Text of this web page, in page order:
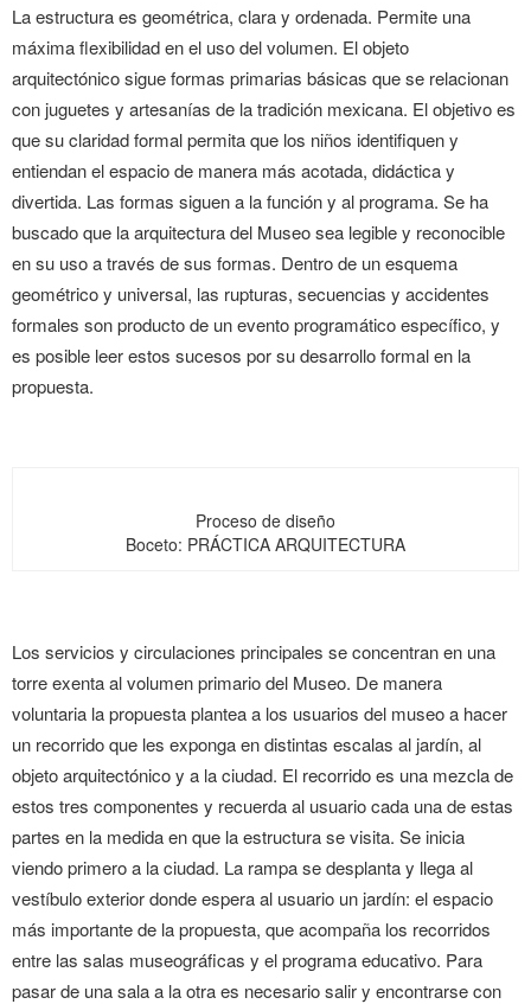
La estructura es geométrica, clara y ordenada. Permite una
máxima flexibilidad en el uso del volumen. El objeto
arquitectónico sigue formas primarias básicas que se relacionan
con juguetes y artesanías de la tradición mexicana. El objetivo es
que su claridad formal permita que los niños identifiquen y
entiendan el espacio de manera más acotada, didáctica y
divertida. Las formas siguen a la función y al programa. Se ha
buscado que la arquitectura del Museo sea legible y reconocible
en su uso a través de sus formas. Dentro de un esquema
geométrico y universal, las rupturas, secuencias y accidentes
formales son producto de un evento programático específico, y
es posible leer estos sucesos por su desarrollo formal en la
propuesta.
Proceso de diseño
Boceto: PRÁCTICA ARQUITECTURA
Los servicios y circulaciones principales se concentran en una
torre exenta al volumen primario del Museo. De manera
voluntaria la propuesta plantea a los usuarios del museo a hacer
un recorrido que les exponga en distintas escalas al jardín, al
objeto arquitectónico y a la ciudad. El recorrido es una mezcla de
estos tres componentes y recuerda al usuario cada una de estas
partes en la medida en que la estructura se visita. Se inicia
viendo primero a la ciudad. La rampa se desplanta y llega al
vestíbulo exterior donde espera al usuario un jardín: el espacio
más importante de la propuesta, que acompaña los recorridos
entre las salas museográficas y el programa educativo. Para
pasar de una sala a la otra es necesario salir y encontrarse con